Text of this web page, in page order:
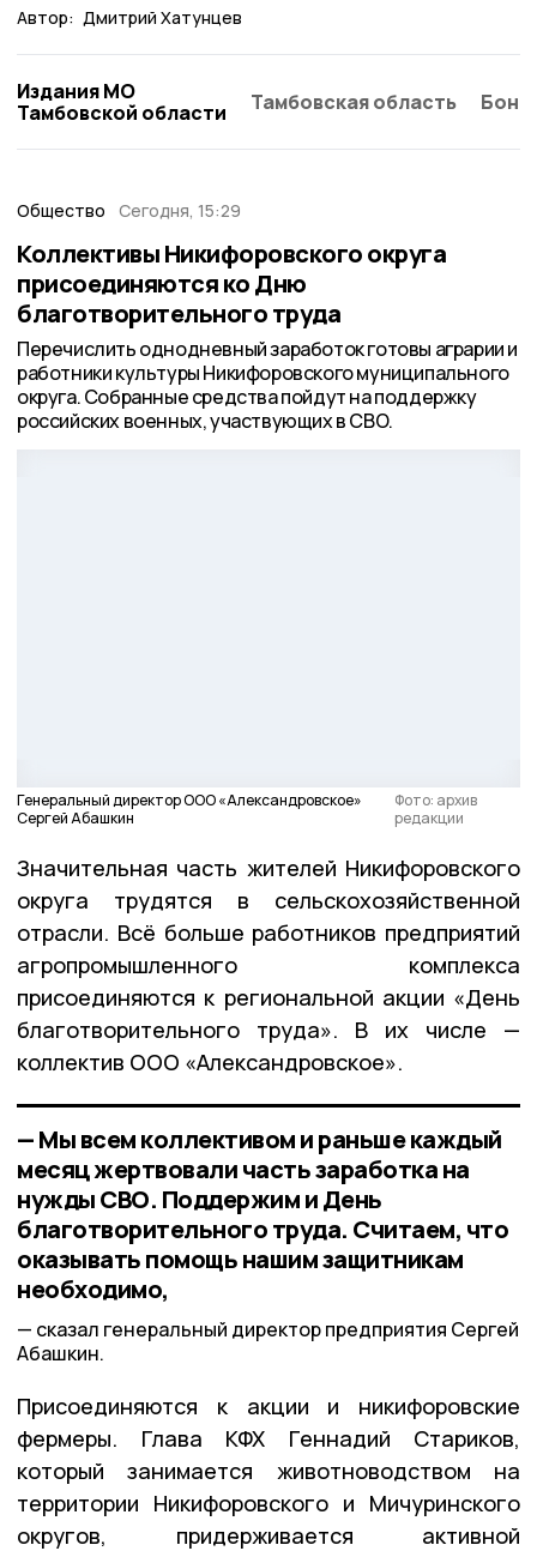
Автор: Дмитрий Хатунцев
Издания МО
Тамбовской области
Тамбовская область
Общество Сегодня, 15:29
Коллективы Никифоровского округа
присоединяются ко Дню
благотворительного труда
Перечислить однодневный заработок готовы аграрии и
работники культуры Никифоровского муниципального
округа. Собранные средства пойдут на поддержку
российских военных, участвующих в СВО.
Генеральный директор ООО «Александровское»
Сергей Абашкин
Фото: архив
редакции
Значительная часть жителей Никифоровского
округа трудятся в сельскохозяйственной
отрасли. Всё больше работников предприятий
агропромышленного комплекса
присоединяются к региональной акции «День
благотворительного труда». В их числе —
коллектив ООО «Александровское».
— Мы всем коллективом и раньше каждый
месяц жертвовали часть заработка на
нужды СВО. Поддержим и День
благотворительного труда. Считаем, что
оказывать помощь нашим защитникам
необходимо,
сказал генеральный директор предприятия Сергей
Абашкин.
Присоединяются к акции и никифоровские
фермеры. Глава КФХ Геннадий Стариков,
который занимается животноводством на
территории Никифоровского и Мичуринского
округов, придерживается активной